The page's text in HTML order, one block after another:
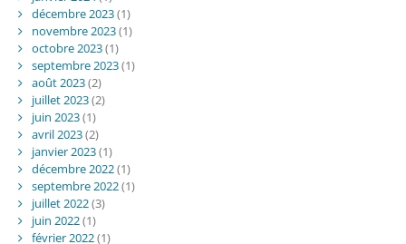
décembre 2023(1)
novembre 2023(1)
octobre 2023(1)
septembre 2023(1)
août 2023(2)
juillet 2023(2)
juin 2023(1)
avril 2023(2)
janvier 2023(1)
décembre 2022(1)
septembre 2022(1)
juillet 2022(3)
juin 2022(1)
février 2022(1)